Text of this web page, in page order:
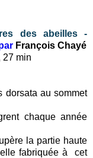
des abeilles -
François Chayé
27 min
dorsata au sommet
chaque année
la partie haute
fabriquée à cet